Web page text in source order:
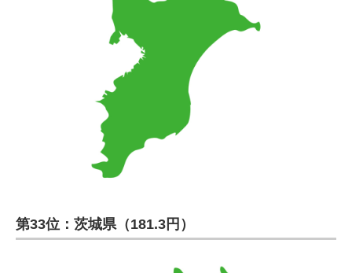
第33位：茨城県（181.3円）